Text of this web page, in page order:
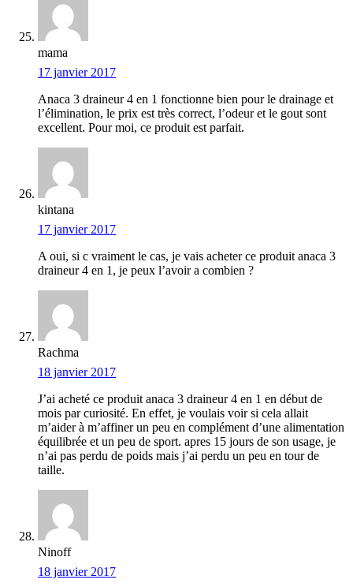
mama
17 janvier 2017
Anaca 3 draineur 4 en 1 fonctionne bien pour le drainage et
l’élimination, le prix est très correct, l’odeur et le gout sont
excellent. Pour moi, ce produit est parfait.
kintana
17 janvier 2017
A oui, si c vraiment le cas, je vais acheter ce produit anaca 3
draineur 4 en 1, je peux l’avoir a combien ?
Rachma
18 janvier 2017
J’ai acheté ce produit anaca 3 draineur 4 en 1 en début de
mois par curiosité. En effet, je voulais voir si cela allait
m’aider à m’affiner un peu en complément d’une alimentation
équilibrée et un peu de sport. apres 15 jours de son usage, je
n’ai pas perdu de poids mais j’ai perdu un peu en tour de
taille.
Ninoff
18 janvier 2017